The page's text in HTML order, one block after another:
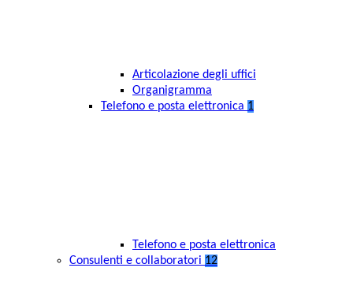
Articolazione degli uffici
Organigramma
Telefono e posta elettronica 1
Telefono e posta elettronica
Consulenti e collaboratori 12